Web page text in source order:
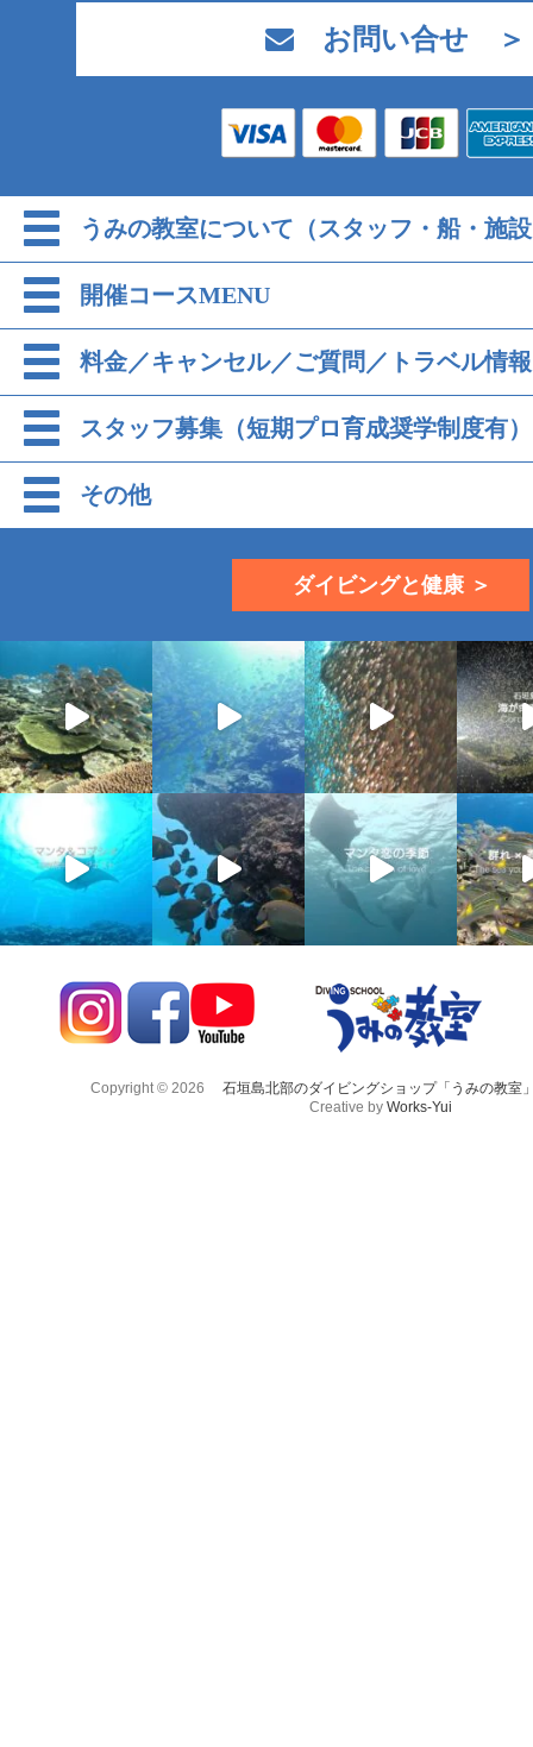
お問い合せ ＞
うみの教室について（スタッフ・船・施
開催コースMENU
料金／キャンセル／ご質問／トラベル情報
スタッフ募集（短期プロ育成奨学制度有）
その他
ダイビングと健康 ＞
Copyright © 2026
石垣島北部のダイビングショップ「うみの教室
Creative by Works-Yui